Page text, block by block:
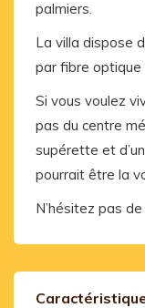
palmiers.
La villa dispose
par fibre optique
Si vous voulez
pas du centre
supérette et
pourrait être la
N’hésitez pas